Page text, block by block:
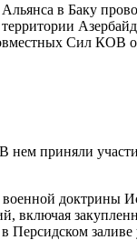
в Баку
Сил КОВ
приняли
доктрины
включая